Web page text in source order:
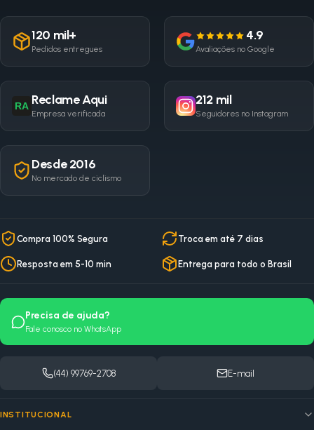
120 mil+
Pedidos entregues
4.9
Avaliações no Google
RA Reclame Aqui
Empresa verificada
212 mil
Seguidores no Instagram
Desde 2016
No mercado de ciclismo
Compra 100% Segura Troca em até 7 dias
Resposta em 5-10 min Entrega para todo o Brasil
Precisa de ajuda?
Fale conosco no WhatsApp
(44) 99769-2708 E-mail
INSTITUCIONAL